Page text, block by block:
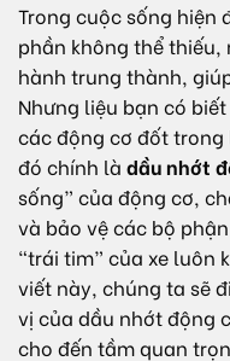
Trong cuộc sống hiện
phần không thể
hành trung thành,
Nhưng liệu bạn có
các động cơ đốt
đó chính là dầu nhớt
sống” của động cơ,
và bảo vệ các bộ
“trái tim” của xe luôn
viết này, chúng ta sẽ
vị của dầu nhớt động
cho đến tầm quan